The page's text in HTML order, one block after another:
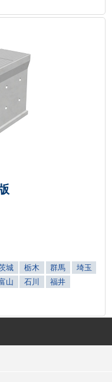
城 栃木 群馬
埼玉
山 石川 福井